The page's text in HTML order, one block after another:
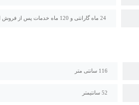
24 ماه گارانتی و 120 ماه خدمات پس از فروش استیل البرز
116 سانتی متر
52 سانتیمتر